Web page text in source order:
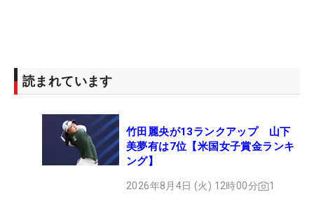
読まれています
竹田麗央が13ランクアップ 山下
美夢有は7位【米国女子賞金ランキ
ング】
2026年8月4日 (火) 12時00分 1